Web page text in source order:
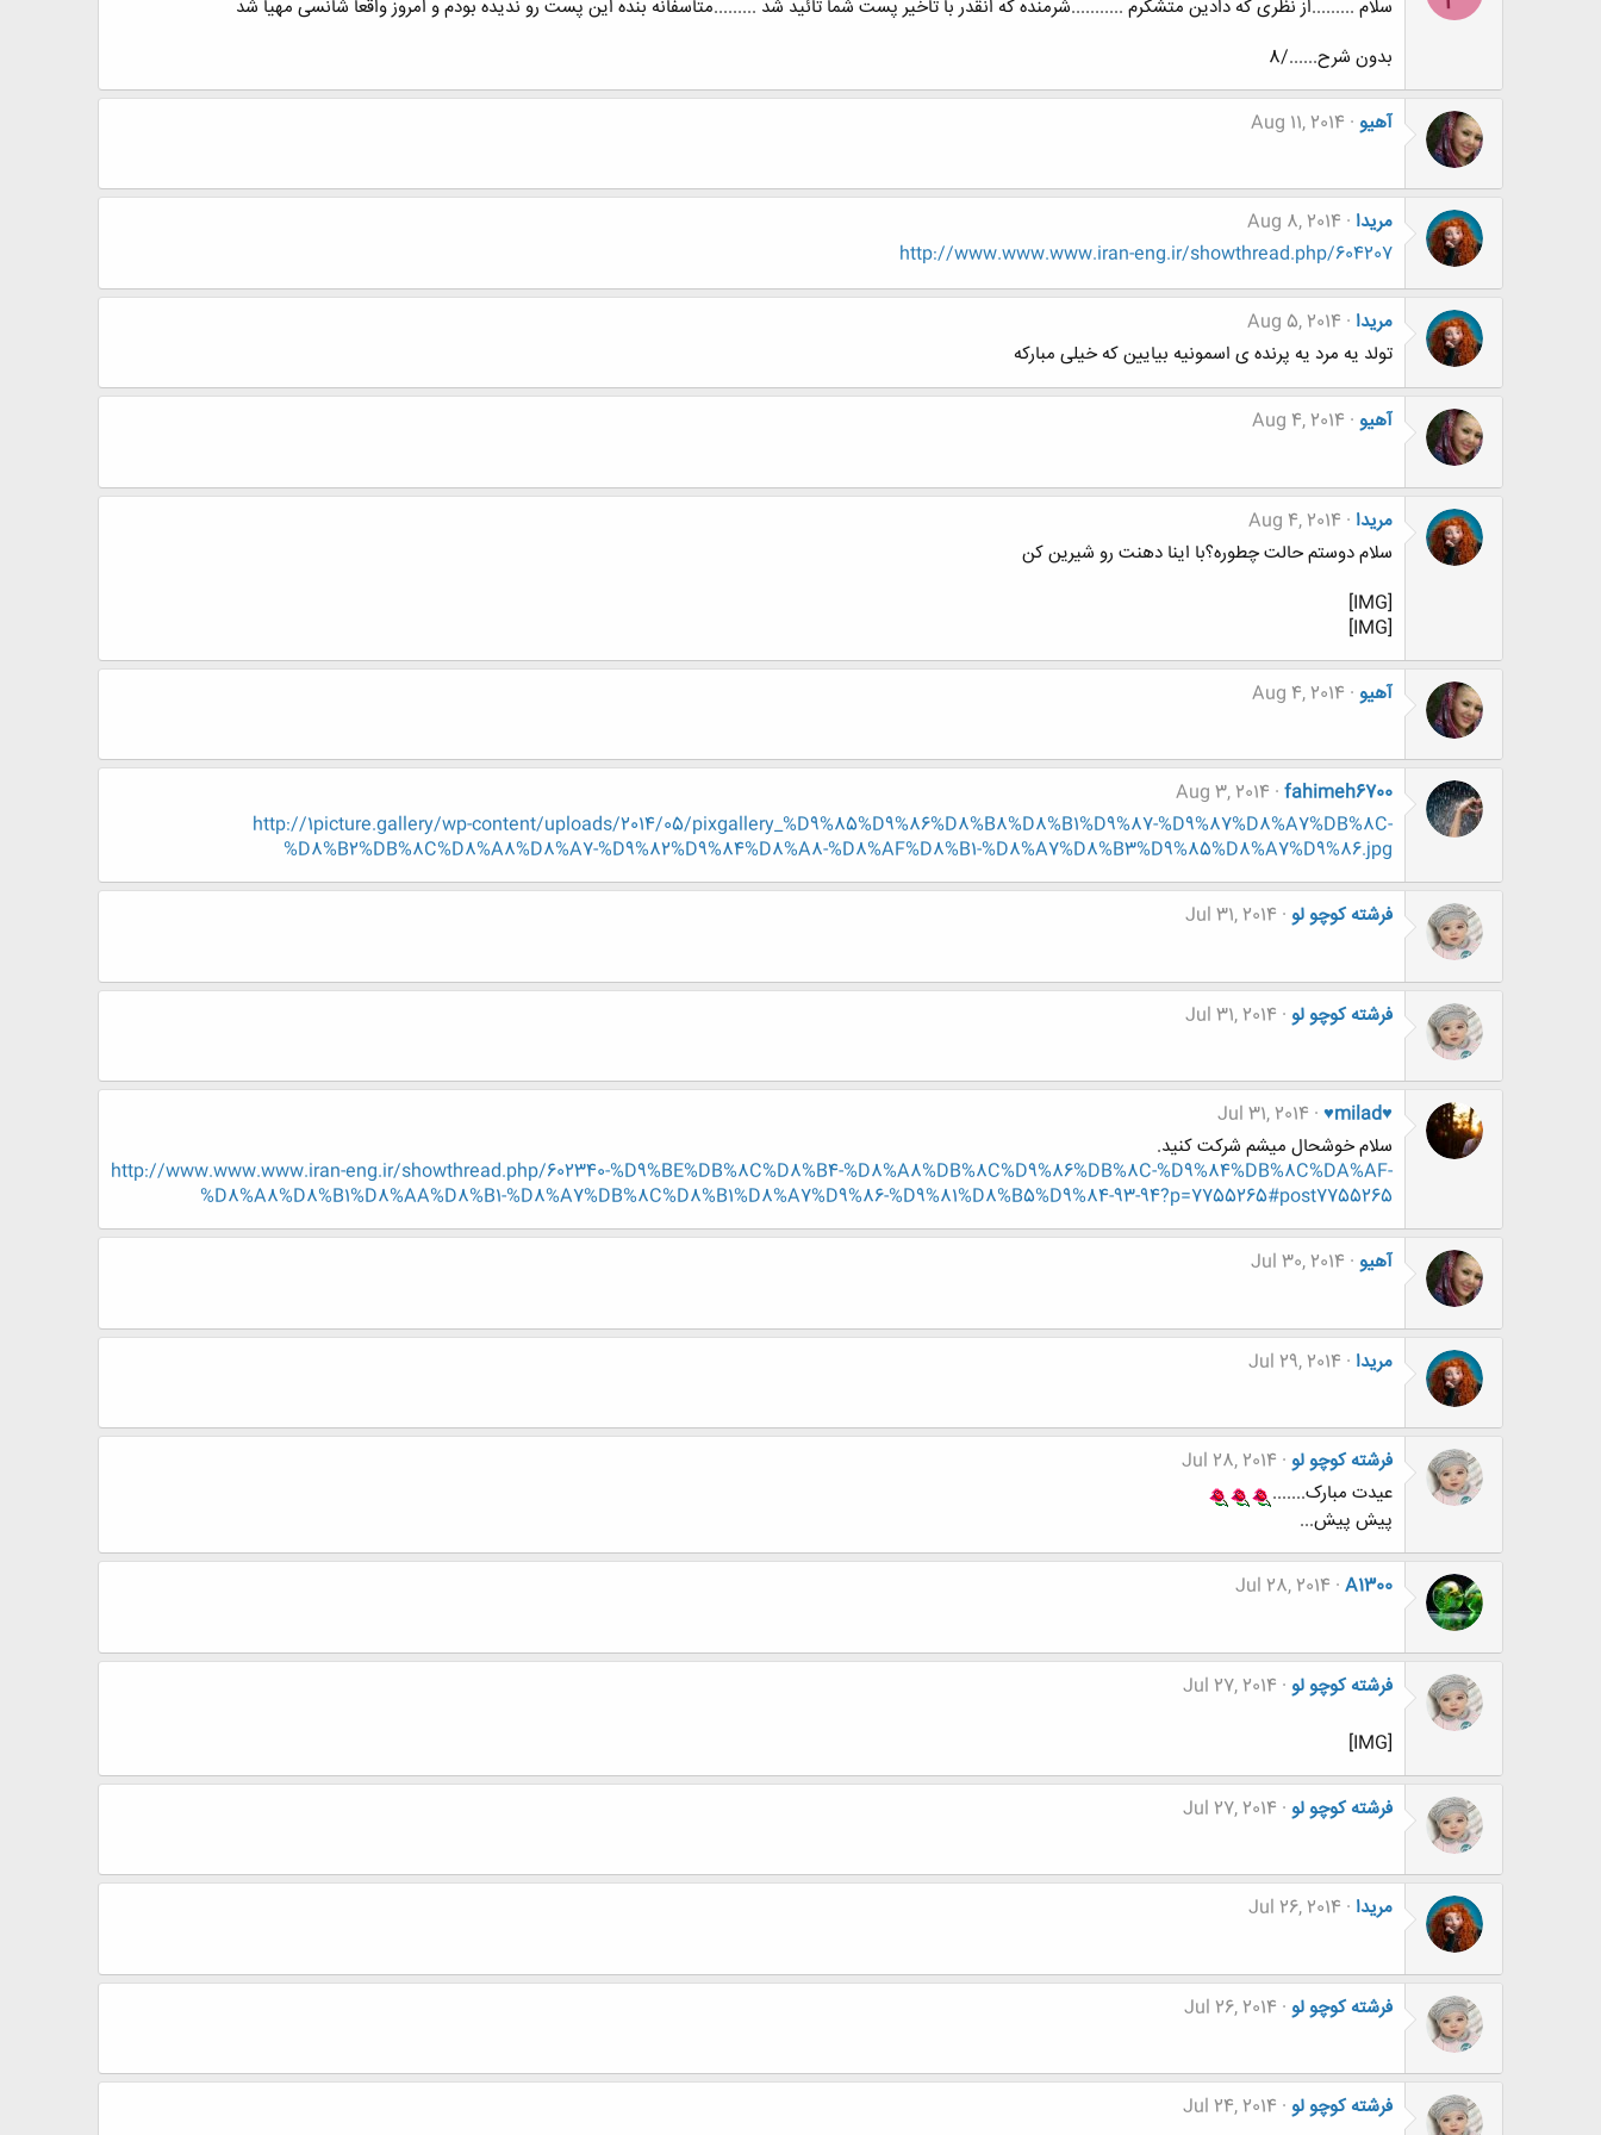
سلام .........از نظری که دادین متشکرم ...........شرمنده که انقدر با تاخیر پست شما تائید شد .........متاسفانه بنده این پست رو ندیده بودم و امروز واقعا شانسی مهیا شد
بدون شرح....../8
آهیو Aug 11, 2014
مریدا Aug 8, 2014
http://www.www.www.iran-eng.ir/showthread.php/604207
مریدا Aug 5, 2014
تولد یه مرد یه پرنده ی اسمونیه بیایین که خیلی مبارکه
آهیو Aug 4, 2014
مریدا Aug 4, 2014
سلام دوستم حالت چطوره؟با اینا دهنت رو شیرین کن
[IMG]
[IMG]
آهیو Aug 4, 2014
fahimeh6700
Aug 3, 2014
http://1picture.gallery/wp-content/uploads/2014/05/pixgallery_%D9%85%D9%86%D8%B8%D8%B1%D9%87-%D9%87%D8%A7%DB%8C-
%D8%B2%DB%8C%D8%A8%D8%A7-%D9%82%D9%84%D8%A8-%D8%AF%D8%B1-%D8%A7%D8%B3%D9%85%D8%A7%D9%86.jpg
فرشته کوچو لو Jul 31, 2014
فرشته کوچو لو Jul 31, 2014
♥milad♥
Jul 31, 2014
سلام خوشحال میشم شرکت کنید.
http://www.www.www.iran-eng.ir/showthread.php/602340-%D9%BE%DB%8C%D8%B4-%D8%A8%DB%8C%D9%86%DB%8C-%D9%84%DB%8C%DA%AF-
%D8%A8%D8%B1%D8%AA%D8%B1-%D8%A7%DB%8C%D8%B1%D8%A7%D9%86-%D9%81%D8%B5%D9%84-93-94?p=7755265#post7755265
آهیو Jul 30, 2014
مریدا Jul 29, 2014
فرشته کوچو لو Jul 28, 2014
عیدت مبارک.......
پیش پیش...
A1300
Jul 28, 2014
فرشته کوچو لو Jul 27, 2014
[IMG]
فرشته کوچو لو Jul 27, 2014
مریدا Jul 26, 2014
فرشته کوچو لو Jul 26, 2014
فرشته کوچو لو Jul 24, 2014